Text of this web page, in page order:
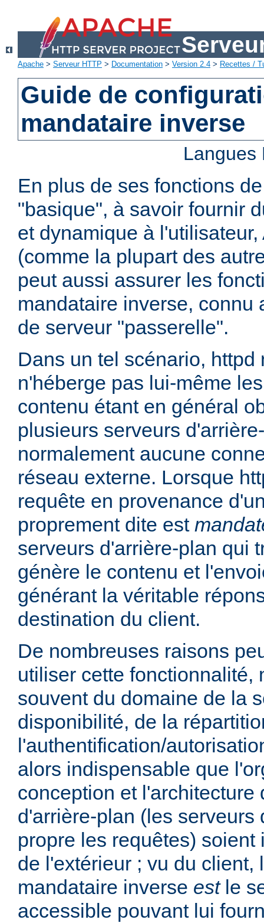
Apache > Serveur HTTP > Documentation > Version 2.4 > Recettes /
Guide de
mandataire inverse
En plus de ses fonctions
"basique", à savoir fournir
et dynamique à
(comme la plupart des
peut aussi assurer les
mandataire inverse, connu
de serveur "passerelle".
Dans un tel scénario, httpd
n'héberge pas lui-même
contenu étant en général
plusieurs serveurs
normalement aucune
réseau externe. Lorsque
requête en provenance
proprement dite est
serveurs d'arrière-plan qui
génère le contenu et
générant la véritable
destination du client.
De nombreuses raisons
utiliser cette fonctionnalité,
souvent du domaine de la
disponibilité, de la
l'authentification/
alors indispensable que
conception et l'architecture
d'arrière-plan (les serveurs
propre les requêtes)
de l'extérieur ; vu du client,
mandataire inverse estle
accessible pouvant lui